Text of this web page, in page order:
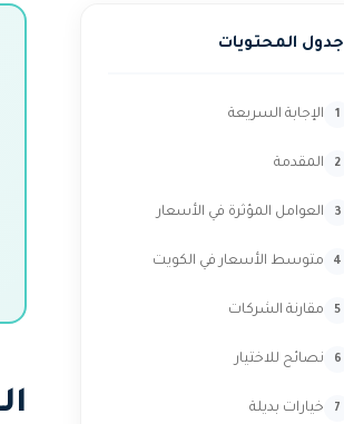
جدول المحتويات
الإجابة السريعة
المقدمة
العوامل المؤثرة في الأسعار
متوسط الأسعار في الكويت
مقارنة الشركات
نصائح للاختيار
خيارات بديلة